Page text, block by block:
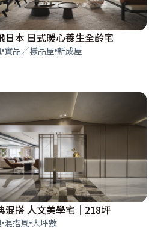
日本 日式暖心養生全齡宅
實品／樣品屋 新成屋
混搭 人文美學宅│218坪
混搭風 大坪數